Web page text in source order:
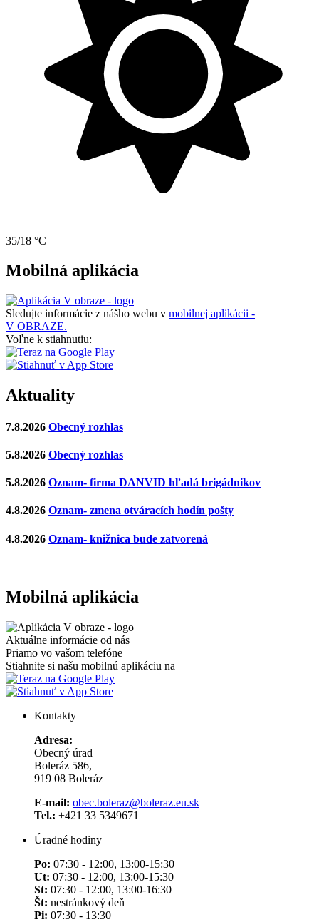
35/18 °C
Mobilná aplikácia
Sledujte informácie z nášho webu v mobilnej aplikácii -
V OBRAZE.
Voľne k stiahnutiu:
Aktuality
7.8.2026 Obecný rozhlas
5.8.2026 Obecný rozhlas
5.8.2026 Oznam- firma DANVID hľadá brigádnikov
4.8.2026 Oznam- zmena otváracích hodín pošty
4.8.2026 Oznam- knižnica bude zatvorená
Mobilná aplikácia
Aktuálne informácie od nás
Priamo vo vašom telefóne
Stiahnite si našu mobilnú aplikáciu na
Kontakty
Adresa:
Obecný úrad
Boleráz 586,
919 08 Boleráz
E-mail: obec.boleraz@boleraz.eu.sk
Tel.: +421 33 5349671
Úradné hodiny
Po: 07:30 - 12:00, 13:00-15:30
Ut: 07:30 - 12:00, 13:00-15:30
St: 07:30 - 12:00, 13:00-16:30
Št: nestránkový deň
Pi: 07:30 - 13:30